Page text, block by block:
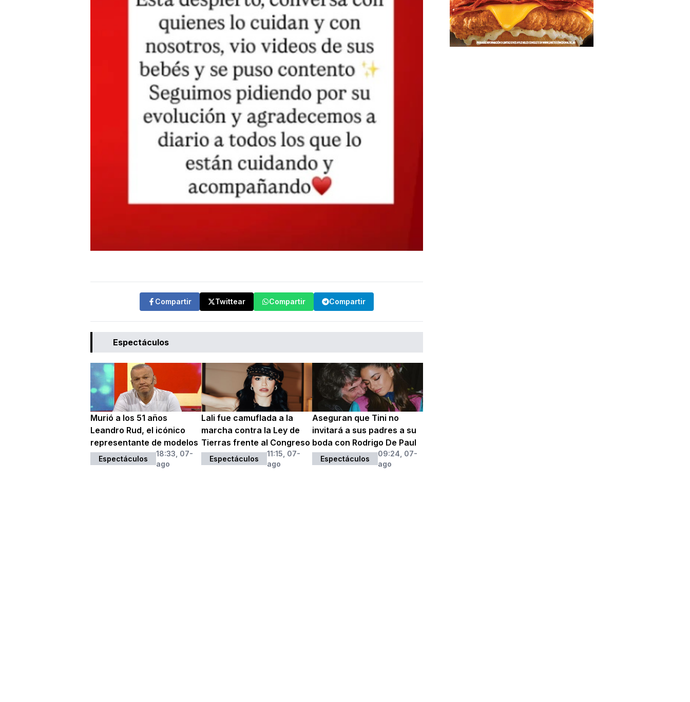
Compartir Twittear Compartir Compartir
Espectáculos
Murió a los 51 años
Leandro Rud, el icónico
representante de modelos
Espectáculos
18:33, 07-
ago
Lali fue camuflada a la
marcha contra la Ley de
Tierras frente al Congreso
Espectáculos
11:15, 07-
ago
Aseguran que Tini no
invitará a sus padres a su
boda con Rodrigo De Paul
Espectáculos
09:24, 07-
ago